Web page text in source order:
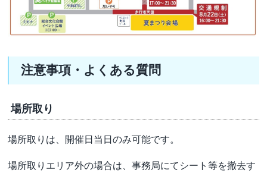
注意事項・よくある質問
場所取り
場所取りは、開催日当日のみ可能です。
場所取りエリア外の場合は、事務局にてシート等を撤去す